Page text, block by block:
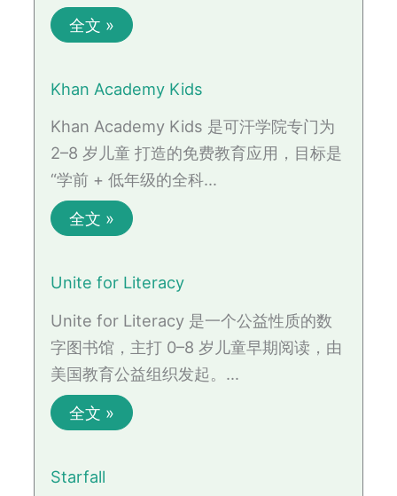
全文 »
Khan Academy Kids
Khan Academy Kids 是可汗学院专门为
2–8 岁儿童 打造的免费教育应用，目标是
“学前 + 低年级的全科…
全文 »
Unite for Literacy
Unite for Literacy 是一个公益性质的数
字图书馆，主打 0–8 岁儿童早期阅读，由
美国教育公益组织发起。…
全文 »
Starfall